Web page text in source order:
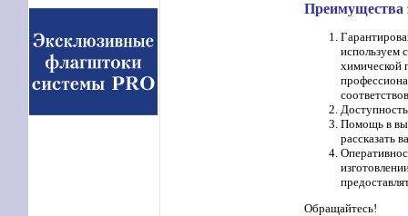
Преимущества
используем
химической
Помощь в
рассказать
Обращайтесь!